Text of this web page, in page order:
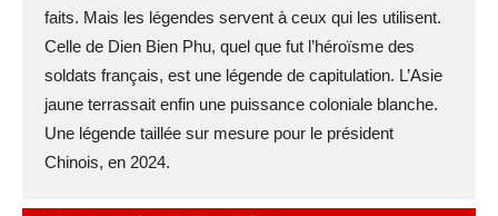
faits. Mais les légendes servent à ceux qui les utilisent.
Celle de Dien Bien Phu, quel que fut l’héroïsme des
soldats français, est une légende de capitulation. L’Asie
jaune terrassait enfin une puissance coloniale blanche.
Une légende taillée sur mesure pour le président
Chinois, en 2024.